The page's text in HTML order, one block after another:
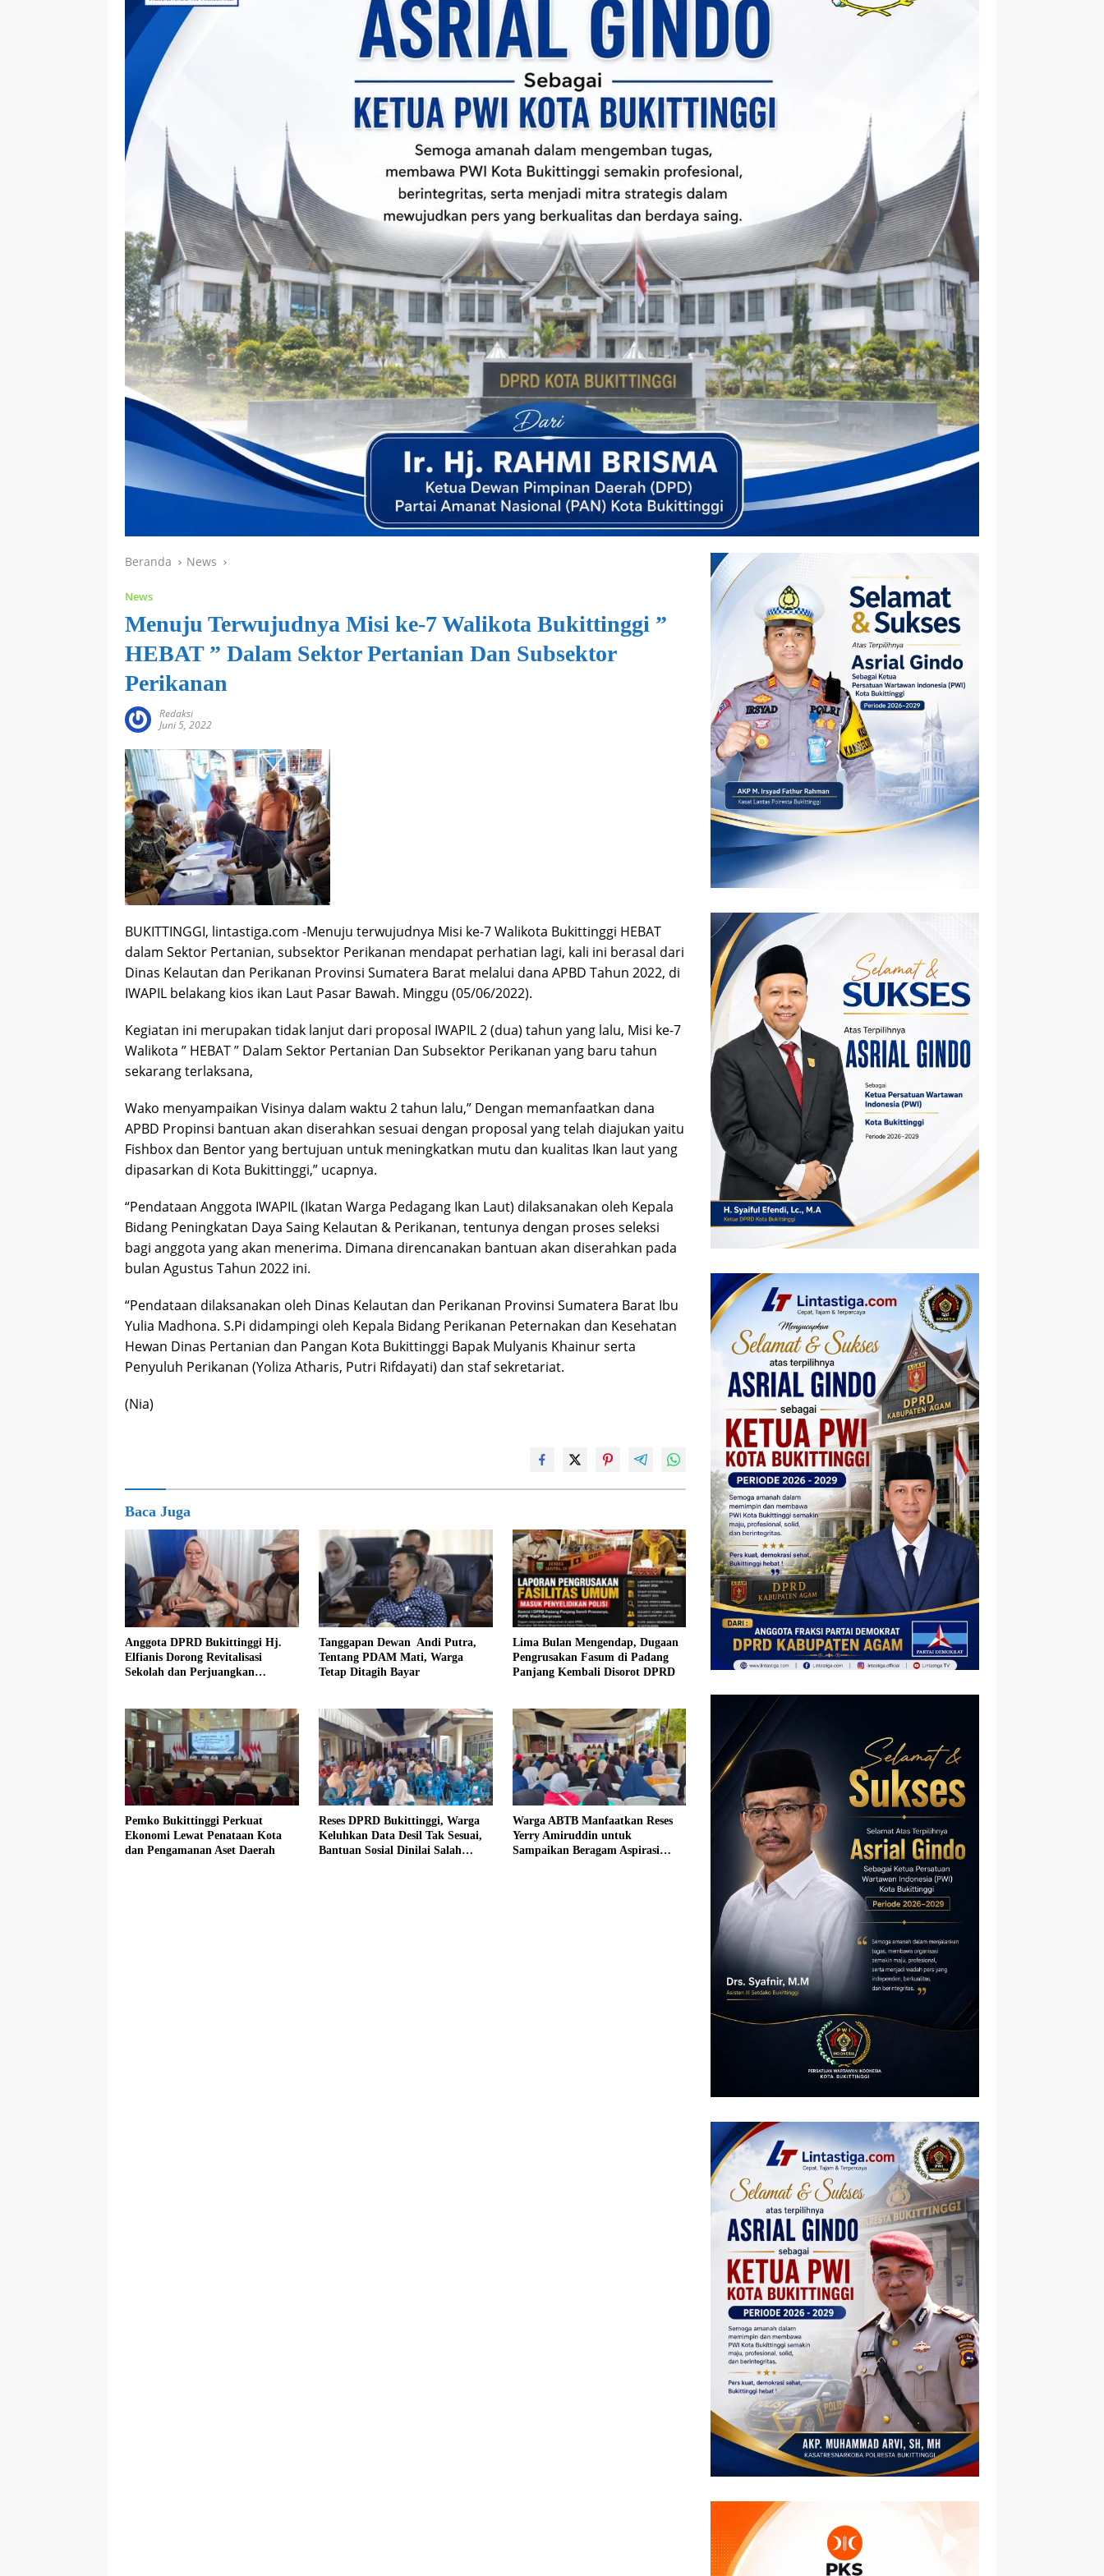
Beranda News
News
Menuju Terwujudnya Misi ke-7 Walikota Bukittinggi ”
HEBAT ” Dalam Sektor Pertanian Dan Subsektor
Perikanan
Redaksi
Juni 5, 2022
BUKITTINGGI, lintastiga.com -Menuju terwujudnya Misi ke-7 Walikota Bukittinggi HEBAT
dalam Sektor Pertanian, subsektor Perikanan mendapat perhatian lagi, kali ini berasal dari
Dinas Kelautan dan Perikanan Provinsi Sumatera Barat melalui dana APBD Tahun 2022, di
IWAPIL belakang kios ikan Laut Pasar Bawah. Minggu (05/06/2022).
Kegiatan ini merupakan tidak lanjut dari proposal IWAPIL 2 (dua) tahun yang lalu, Misi ke-7
Walikota ” HEBAT ” Dalam Sektor Pertanian Dan Subsektor Perikanan yang baru tahun
sekarang terlaksana,
Wako menyampaikan Visinya dalam waktu 2 tahun lalu,” Dengan memanfaatkan dana
APBD Propinsi bantuan akan diserahkan sesuai dengan proposal yang telah diajukan yaitu
Fishbox dan Bentor yang bertujuan untuk meningkatkan mutu dan kualitas Ikan laut yang
dipasarkan di Kota Bukittinggi,” ucapnya.
“Pendataan Anggota IWAPIL (Ikatan Warga Pedagang Ikan Laut) dilaksanakan oleh Kepala
Bidang Peningkatan Daya Saing Kelautan & Perikanan, tentunya dengan proses seleksi
bagi anggota yang akan menerima. Dimana direncanakan bantuan akan diserahkan pada
bulan Agustus Tahun 2022 ini.
“Pendataan dilaksanakan oleh Dinas Kelautan dan Perikanan Provinsi Sumatera Barat Ibu
Yulia Madhona. S.Pi didampingi oleh Kepala Bidang Perikanan Peternakan dan Kesehatan
Hewan Dinas Pertanian dan Pangan Kota Bukittinggi Bapak Mulyanis Khainur serta
Penyuluh Perikanan (Yoliza Atharis, Putri Rifdayati) dan staf sekretariat.
(Nia)
Baca Juga
Anggota DPRD Bukittinggi Hj.
Elfianis Dorong Revitalisasi
Sekolah dan Perjuangkan
Tanggapan Dewan Andi Putra,
Tentang PDAM Mati, Warga
Tetap Ditagih Bayar
Lima Bulan Mengendap, Dugaan
Pengrusakan Fasum di Padang
Panjang Kembali Disorot DPRD
Pemko Bukittinggi Perkuat
Ekonomi Lewat Penataan Kota
dan Pengamanan Aset Daerah
Reses DPRD Bukittinggi, Warga
Keluhkan Data Desil Tak Sesuai,
Bantuan Sosial Dinilai Salah
Warga ABTB Manfaatkan Reses
Yerry Amiruddin untuk
Sampaikan Beragam Aspirasi